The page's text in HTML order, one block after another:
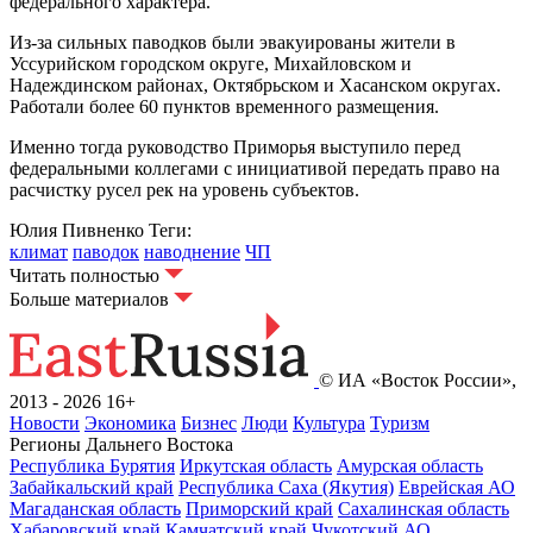
Из-за сильных паводков были эвакуированы жители в
Уссурийском городском округе, Михайловском и
Надеждинском районах, Октябрьском и Хасанском округах.
Работали более 60 пунктов временного размещения.
Именно тогда руководство Приморья выступило перед
федеральными коллегами с инициативой передать право на
расчистку русел рек на уровень субъектов.
Юлия Пивненко Теги:
климат паводок наводнение ЧП
Читать полностью
Больше материалов
© ИА «Восток России»,
2013 - 2026 16+
Новости Экономика Бизнес Люди Культура Туризм
Регионы Дальнего Востока
Республика Бурятия Иркутская область Амурская область
Забайкальский край Республика Саха (Якутия) Еврейская АО
Магаданская область Приморский край Сахалинская область